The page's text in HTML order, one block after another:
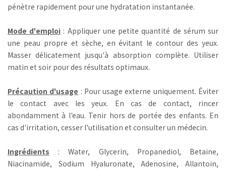
pénètre rapidement pour une hydratation instantanée.
Mode d'emploi : Appliquer une petite quantité de sérum sur
une peau propre et sèche, en évitant le contour des yeux.
Masser délicatement jusqu'à absorption complète. Utiliser
matin et soir pour des résultats optimaux.
Précaution d'usage : Pour usage externe uniquement. Éviter
le contact avec les yeux. En cas de contact, rincer
abondamment à l'eau. Tenir hors de portée des enfants. En
cas d'irritation, cesser l'utilisation et consulter un médecin.
Ingrédients : Water, Glycerin, Propanediol, Betaine,
Niacinamide, Sodium Hyaluronate, Adenosine, Allantoin,